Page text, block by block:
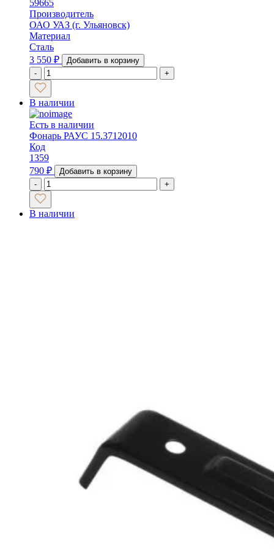
59665
Производитель
ОАО УАЗ (г. Ульяновск)
Материал
Сталь
3 550 ₽
Добавить в корзину
-
+
В наличии
Есть в наличии
Фонарь РАУС 15.3712010
Код
1359
790 ₽
Добавить в корзину
-
+
В наличии